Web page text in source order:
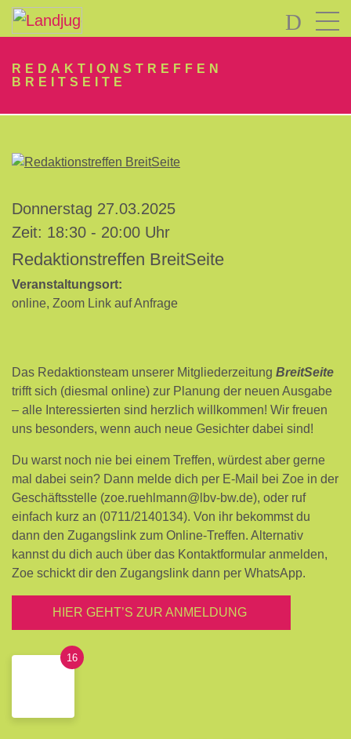
LOGIN
vergessen?
-
Neu
REDAKTIONSTREFFEN
BREITSEITE
Donnerstag 27.03.2025
Zeit: 18:30 - 20:00 Uhr
Redaktionstreffen BreitSeite
Veranstaltungsort:
online, Zoom Link auf Anfrage
Das Redaktionsteam unserer Mitgliederzeitung BreitSeite
trifft sich (diesmal online) zur Planung der neuen Ausgabe
– alle Interessierten sind herzlich willkommen! Wir freuen
uns besonders, wenn auch neue Gesichter dabei sind!
Du warst noch nie bei einem Treffen, würdest aber gerne
mal dabei sein? Dann melde dich per E-Mail bei Zoe in der
Geschäftsstelle (zoe.ruehlmann@lbv-bw.de), oder ruf
einfach kurz an (0711/2140134). Von ihr bekommst du
dann den Zugangslink zum Online-Treffen. Alternativ
kannst du dich auch über das Kontaktformular anmelden,
Zoe schickt dir den Zugangslink dann per WhatsApp.
HIER GEHT’S ZUR ANMELDUNG
16